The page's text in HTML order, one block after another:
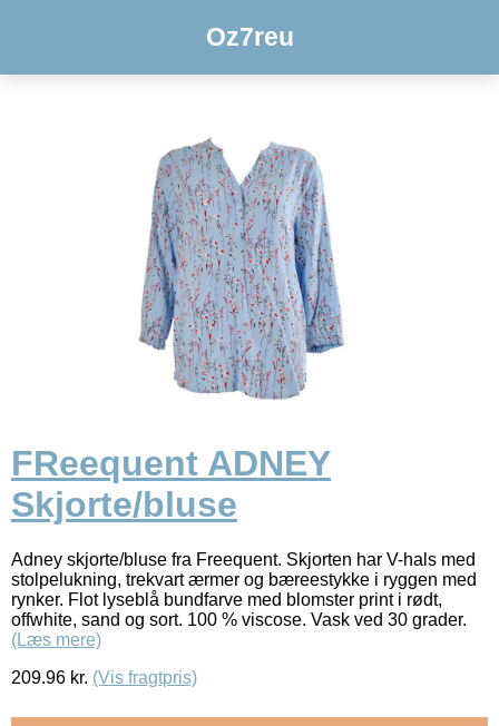
Oz7reu
FReequent ADNEY
Skjorte/bluse
Adney skjorte/bluse fra Freequent. Skjorten har V-hals med
stolpelukning, trekvart ærmer og bæreestykke i ryggen med
rynker. Flot lyseblå bundfarve med blomster print i rødt,
offwhite, sand og sort. 100 % viscose. Vask ved 30 grader.
(Læs mere)
209.96 kr. (Vis fragtpris)